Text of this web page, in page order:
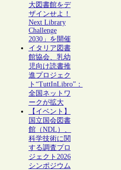
大図書館をデ
ザインせよ！
Next Library
Challenge
2030」を開催
イタリア図書
館協会、乳幼
児向け読書推
進プロジェク
ト“TuttInLibro”：
全国ネットワ
ークが拡大
【イベント】
国立国会図書
館（NDL）、
科学技術に関
する調査プロ
ジェクト2026
シンポジウム